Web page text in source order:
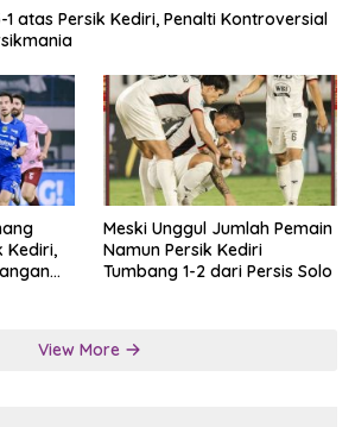
atas Persik Kediri, Penalti Kontroversial
Kediri,
Meski Unggul Jumlah Pemain
Namun Persik Kediri
Tumbang 1-2 dari Persis Solo
View More